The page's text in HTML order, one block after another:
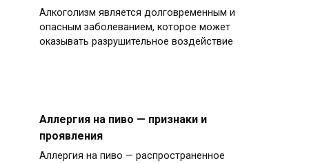
Алкоголизм является долговременным и
опасным заболеванием, которое может
оказывать разрушительное воздействие
Аллергия на пиво — признаки и
проявления
Аллергия на пиво — распространенное